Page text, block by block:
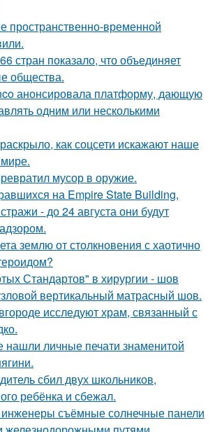
пространственно-временной
стран показало, что объединяет
общества.
анонсировала платформу, дающую
одним или несколькими
как соцсети искажают наше
мусор в оружие.
на Empire State Building,
- до 24 августа они будут
землю от столкновения с хаотично
Стандартов" в хирургии - шов
вертикальный матрасный шов.
исследуют храм, связанный с
личные печати знаменитой
сбил двух школьников,
ребёнка и сбежал.
съёмные солнечные панели